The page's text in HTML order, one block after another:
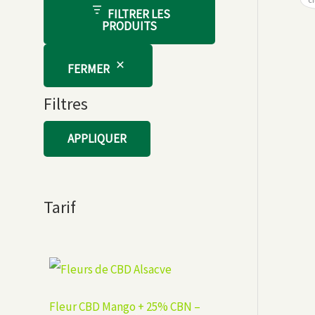
FILTRER LES
PRODUITS
FERMER
Filtres
APPLIQUER
Tarif
Fleur CBD Mango + 25% CBN –